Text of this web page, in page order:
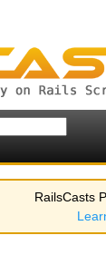
RailsCasts